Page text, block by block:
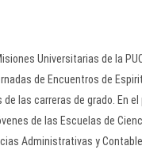
Universitarias de la
de Encuentros de
las carreras de grado. En el
de las Escuelas de
Administrativas y